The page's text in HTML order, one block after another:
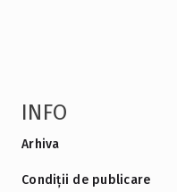
INFO
Arhiva
Condiții de publicare